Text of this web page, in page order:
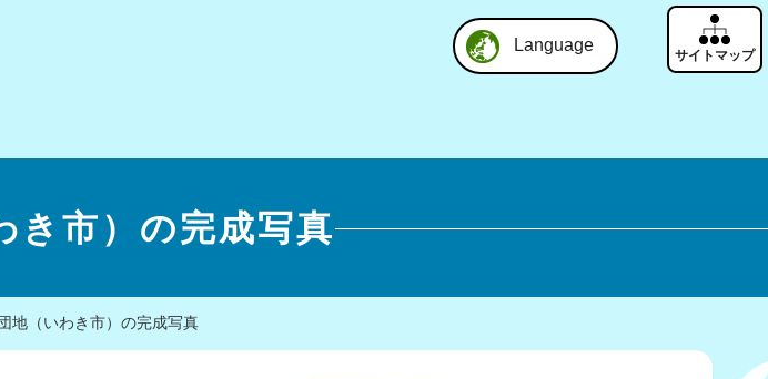
Language
き市）の完成写真
地（いわき市）の完成写真